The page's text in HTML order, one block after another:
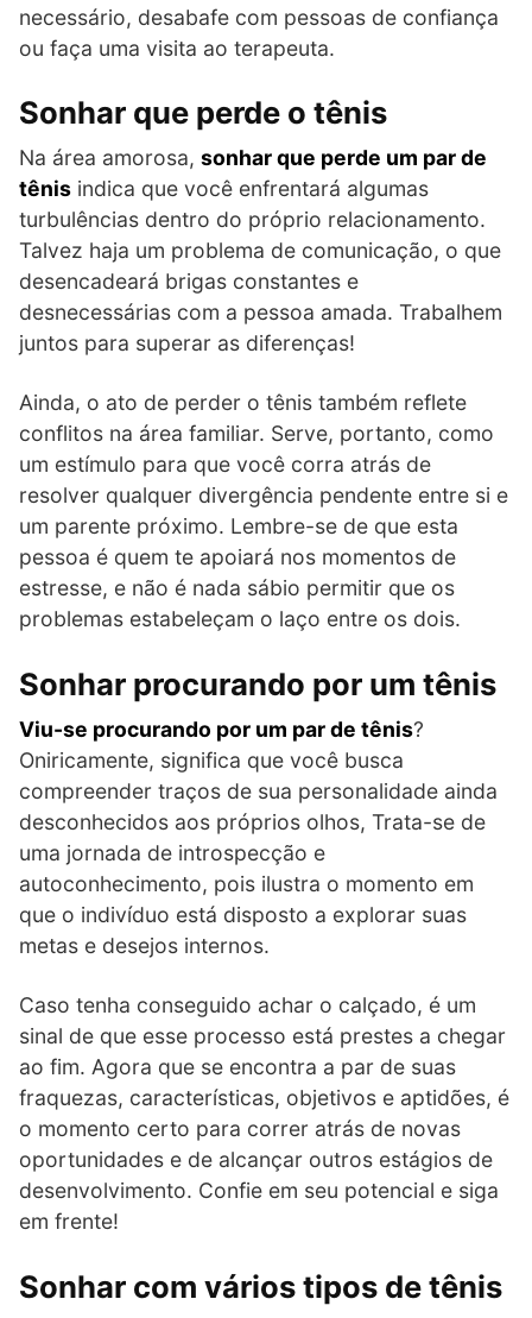
necessário, desabafe com pessoas de confiança
ou faça uma visita ao terapeuta.
Sonhar que perde o tênis
Na área amorosa, sonhar que perde um par de
tênis indica que você enfrentará algumas
turbulências dentro do próprio relacionamento.
Talvez haja um problema de comunicação, o que
desencadeará brigas constantes e
desnecessárias com a pessoa amada. Trabalhem
juntos para superar as diferenças!
Ainda, o ato de perder o tênis também reflete
conflitos na área familiar. Serve, portanto, como
um estímulo para que você corra atrás de
resolver qualquer divergência pendente entre si e
um parente próximo. Lembre-se de que esta
pessoa é quem te apoiará nos momentos de
estresse, e não é nada sábio permitir que os
problemas estabeleçam o laço entre os dois.
Sonhar procurando por um tênis
Viu-se procurando por um par de tênis?
Oniricamente, significa que você busca
compreender traços de sua personalidade ainda
desconhecidos aos próprios olhos, Trata-se de
uma jornada de introspecção e
autoconhecimento, pois ilustra o momento em
que o indivíduo está disposto a explorar suas
metas e desejos internos.
Caso tenha conseguido achar o calçado, é um
sinal de que esse processo está prestes a chegar
ao fim. Agora que se encontra a par de suas
fraquezas, características, objetivos e aptidões, é
o momento certo para correr atrás de novas
oportunidades e de alcançar outros estágios de
desenvolvimento. Confie em seu potencial e siga
em frente!
Sonhar com vários tipos de tênis